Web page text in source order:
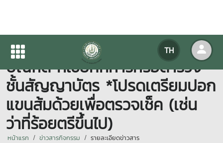
TH
ดุษฎีบัณฑิต มหาบัณฑิต และ
บัณฑิต ที่ใช้ยศทหารหรือตำรวจ
ชั้นสัญญาบัตร *โปรดเตรียมปอก
แขนส้มด้วยเพื่อตรวจเช็ค (เช่น
ว่าที่ร้อยตรีขึ้นไป)
หน้าแรก ข่าวสารกิจกรรม รายละเอียดข่าวสาร